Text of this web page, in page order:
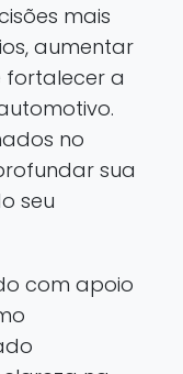
mais
aumentar
fortalecer a
no
sua
seu
com apoio